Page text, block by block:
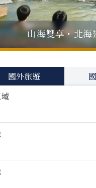
特別企劃
Travel
山海雙享・北海
國外旅遊